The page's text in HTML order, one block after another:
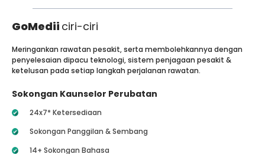
GoMedii ciri-ciri
Meringankan rawatan pesakit, serta membolehkannya dengan
penyelesaian dipacu teknologi, sistem penjagaan pesakit &
ketelusan pada setiap langkah perjalanan rawatan.
Sokongan Kaunselor Perubatan
24x7* Ketersediaan
Sokongan Panggilan & Sembang
14+ Sokongan Bahasa